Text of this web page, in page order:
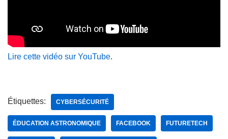
Lire cette vidéo sur YouTube.
Étiquettes: CYBERSÉCURITÉ
ÉDUCATION ASTRONOMIQUE FACEBOOK FUTURETECH